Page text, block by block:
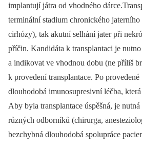
implantují játra od vhodného
terminální stadium chronického jaterního
cirhózy), tak akutní selhání jater při
příčin. Kandidáta k transplantaci je
a indikovat ve vhodnou dobu (ne příliš
k provedení transplantace. Po provedené
dlouhodobá imunosupresivní léčba,
Aby byla transplantace úspěšná, je
různých odborníků (chirurga,
bezchybná dlouhodobá spolupráce